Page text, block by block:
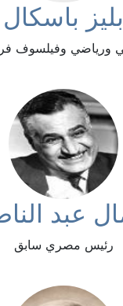
بليز باسكال
ورياضي وفيلسوف
عبد
رئيس مصري سابق